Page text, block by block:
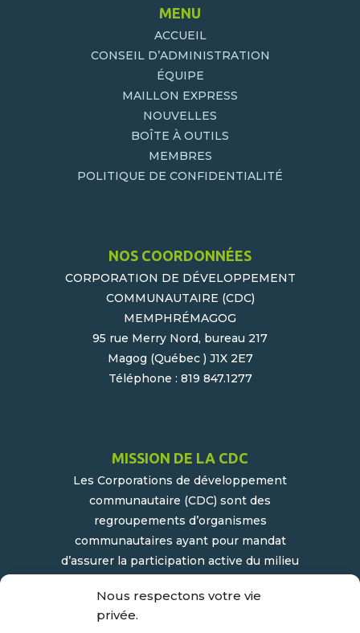
Nous respectons votre vie
privée.
MENU
ACCUEIL
CONSEIL D’ADMINISTRATION
ÉQUIPE
MAILLON EXPRESS
NOUVELLES
BOÎTE À OUTILS
MEMBRES
POLITIQUE DE CONFIDENTIALITÉ
NOS COORDONNÉES
CORPORATION DE DÉVELOPPEMENT
COMMUNAUTAIRE (CDC)
MEMPHRÉMAGOG
95 rue Merry Nord, bureau 217
Magog (Québec ) J1X 2E7
Téléphone : 819 847.1277
MISSION DE LA CDC
Les Corporations de développement
communautaire (CDC) sont des
regroupements d’organismes
communautaires ayant pour mandat
d’assurer la participation active du milieu
développement socioéconomique de leur